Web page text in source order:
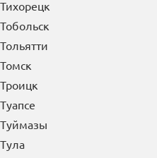
Тихорецк
Тобольск
Тольятти
Томск
Троицк
Туапсе
Туймазы
Тула